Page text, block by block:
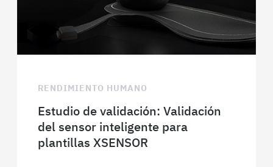
RENDIMIENTO HUMANO
Estudio de validación: Validación
del sensor inteligente para
plantillas XSENSOR